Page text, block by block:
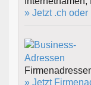
» Jetzt .ch
» Jetzt